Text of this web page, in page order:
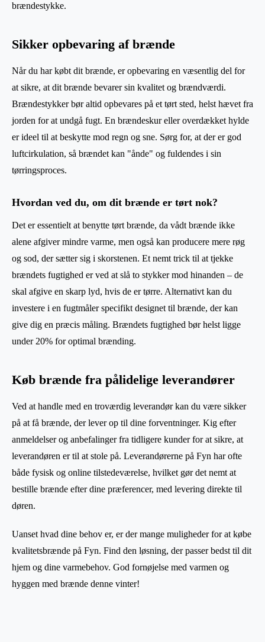
brændestykke.
Sikker opbevaring af brænde
Når du har købt dit brænde, er opbevaring en væsentlig del for
at sikre, at dit brænde bevarer sin kvalitet og brændværdi.
Brændestykker bør altid opbevares på et tørt sted, helst hævet fra
jorden for at undgå fugt. En brændeskur eller overdækket hylde
er ideel til at beskytte mod regn og sne. Sørg for, at der er god
luftcirkulation, så brændet kan "ånde" og fuldendes i sin
tørringsproces.
Hvordan ved du, om dit brænde er tørt nok?
Det er essentielt at benytte tørt brænde, da vådt brænde ikke
alene afgiver mindre varme, men også kan producere mere røg
og sod, der sætter sig i skorstenen. Et nemt trick til at tjekke
brændets fugtighed er ved at slå to stykker mod hinanden – de
skal afgive en skarp lyd, hvis de er tørre. Alternativt kan du
investere i en fugtmåler specifikt designet til brænde, der kan
give dig en præcis måling. Brændets fugtighed bør helst ligge
under 20% for optimal brænding.
Køb brænde fra pålidelige leverandører
Ved at handle med en troværdig leverandør kan du være sikker
på at få brænde, der lever op til dine forventninger. Kig efter
anmeldelser og anbefalinger fra tidligere kunder for at sikre, at
leverandøren er til at stole på. Leverandørerne på Fyn har ofte
både fysisk og online tilstedeværelse, hvilket gør det nemt at
bestille brænde efter dine præferencer, med levering direkte til
døren.
Uanset hvad dine behov er, er der mange muligheder for at købe
kvalitetsbrænde på Fyn. Find den løsning, der passer bedst til dit
hjem og dine varmebehov. God fornøjelse med varmen og
hyggen med brænde denne vinter!